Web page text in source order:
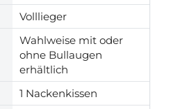
Volllieger
Wahlweise mit oder
ohne Bullaugen
erhältlich
1 Nackenkissen